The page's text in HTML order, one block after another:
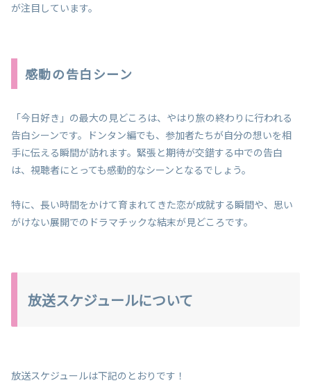
が注目しています。
感動の告白シーン
「今日好き」の最大の見どころは、やはり旅の終わりに行われる
告白シーンです。ドンタン編でも、参加者たちが自分の想いを相
手に伝える瞬間が訪れます。緊張と期待が交錯する中での告白
は、視聴者にとっても感動的なシーンとなるでしょう。
特に、長い時間をかけて育まれてきた恋が成就する瞬間や、思い
がけない展開でのドラマチックな結末が見どころです。
放送スケジュールについて
放送スケジュールは下記のとおりです！